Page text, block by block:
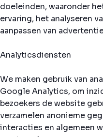
doeleinden, waaronder
ervaring, het analyseren
aanpassen van
Analyticsdiensten
We maken gebruik van
Google Analytics, om
bezoekers de website
verzamelen anonieme
interacties en algemeen